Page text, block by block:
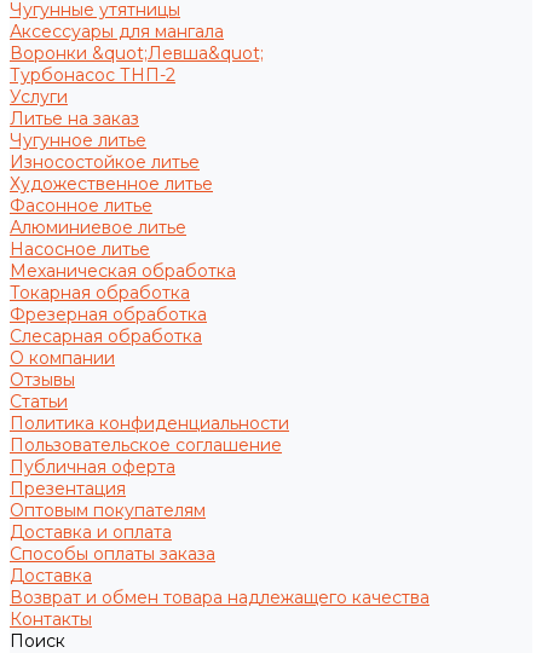
Чугунные утятницы
Аксессуары для мангала
Воронки &quot;Левша&quot;
Турбонасос ТНП-2
Услуги
Литье на заказ
Чугунное литье
Износостойкое литье
Художественное литье
Фасонное литье
Алюминиевое литье
Насосное литье
Механическая обработка
Токарная обработка
Фрезерная обработка
Слесарная обработка
О компании
Отзывы
Статьи
Политика конфиденциальности
Пользовательское соглашение
Публичная оферта
Презентация
Оптовым покупателям
Доставка и оплата
Способы оплаты заказа
Доставка
Возврат и обмен товара надлежащего качества
Контакты
Поиск